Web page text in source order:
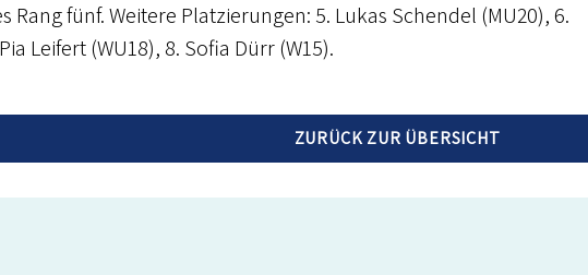
Rang fünf. Weitere Platzierungen: 5. Lukas Schendel (MU20), 6.
Leifert (WU18), 8. Sofia Dürr (W15).
ZURÜCK ZUR ÜBERSICHT